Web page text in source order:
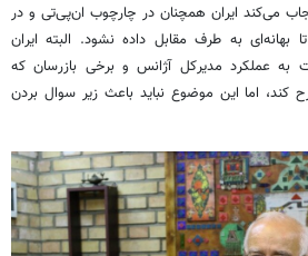
می‌کند ایران همچنان در چارچوب ان‌پی‌تی و در
بهانه‌ای به طرف مقابل داده نشود. البته ایران
به عملکرد مدیرکل آژانس و برخی بازرسان که
اما این موضوع نباید باعث زیر سوال بردن